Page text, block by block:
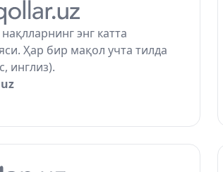
энг катта
Ҳар бир мақол учта тилда
инглиз).